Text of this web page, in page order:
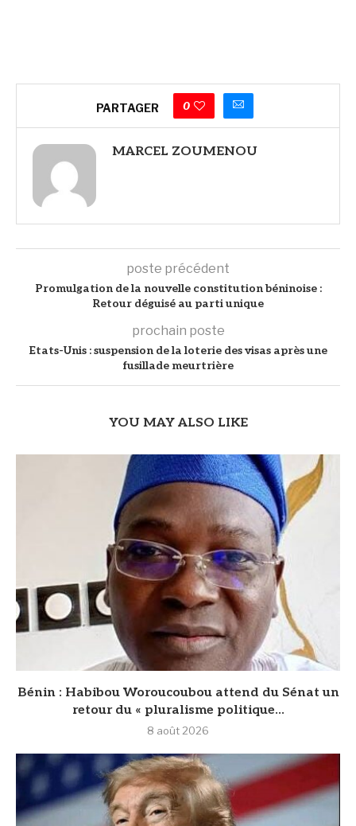
PARTAGER 0
MARCEL ZOUMENOU
poste précédent
Promulgation de la nouvelle constitution béninoise :
Retour déguisé au parti unique
prochain poste
Etats-Unis : suspension de la loterie des visas après une
fusillade meurtrière
YOU MAY ALSO LIKE
Bénin : Habibou Woroucoubou attend du Sénat un
retour du « pluralisme politique...
8 août 2026